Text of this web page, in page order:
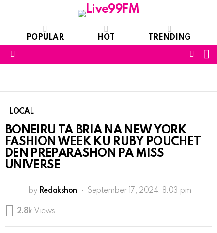
POPULAR HOT TRENDING
LOCAL
BONEIRU TA BRIA NA NEW YORK
FASHION WEEK KU RUBY POUCHET
DEN PREPARASHON PA MISS
UNIVERSE
by Redakshon September 17, 2024, 8:03 pm
2.8k Views